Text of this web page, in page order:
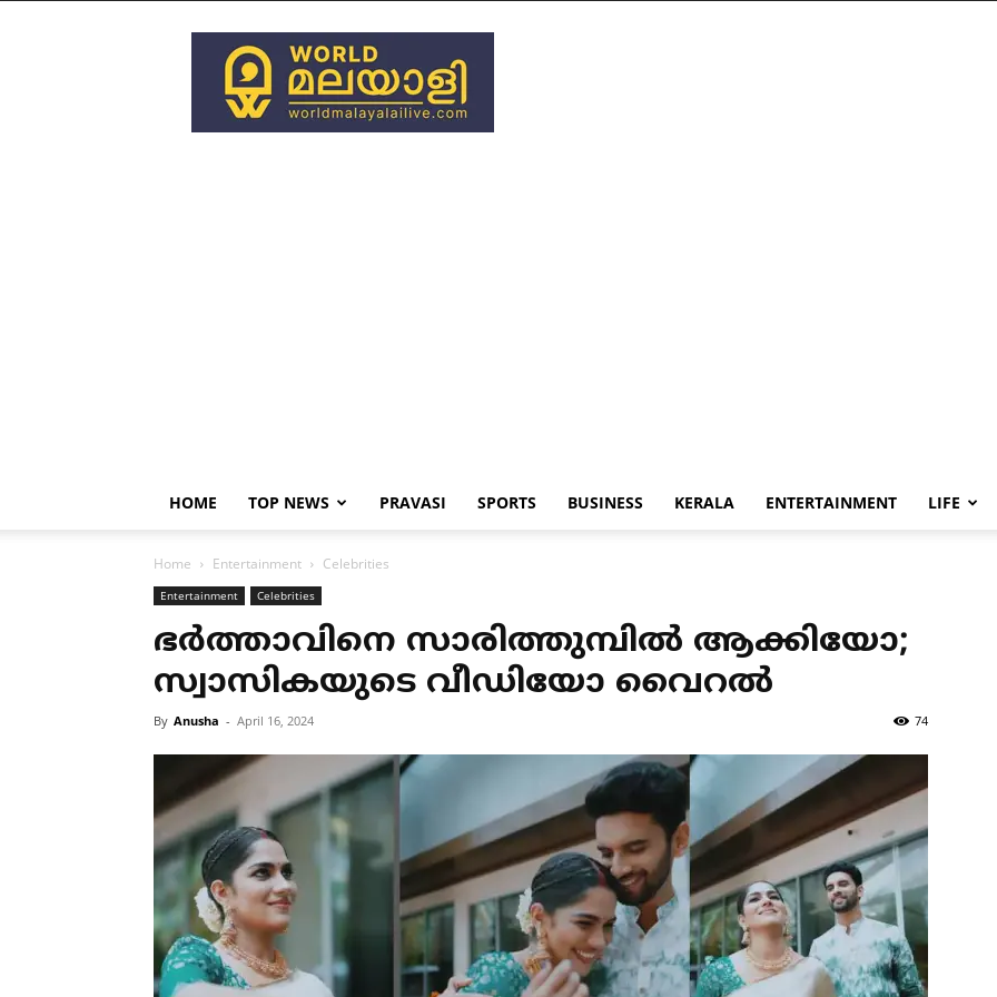
World
Malayali
Live
HOME TOP NEWS PRAVASI SPORTS BUSINESS KERALA ENTERTAINMENT LIFE
Home Entertainment Celebrities
Entertainment Celebrities
ഭര്‍ത്താവിനെ സാരിത്തുമ്പില്‍ ആക്കിയോ;
സ്വാസികയുടെ വീഡിയോ വൈറല്‍
By Anusha - April 16, 2024 74